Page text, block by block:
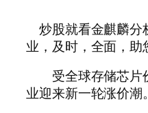
炒股就看金麒麟分
业，及时，全面，助
受全球存储芯片
业迎来新一轮涨价潮。